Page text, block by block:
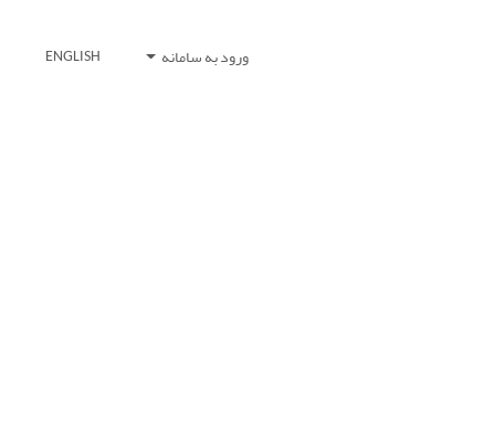
ورود به سامانه ENGLISH